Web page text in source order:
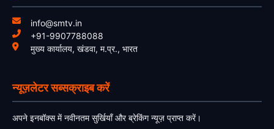
info@smtv.in
+91-9907788088
मुख्य कार्यालय, खंडवा, म.प्र., भारत
न्यूज़लेटर सब्सक्राइब करें
अपने इनबॉक्स में नवीनतम सुर्खियाँ और ब्रेकिंग न्यूज़ प्राप्त करें।